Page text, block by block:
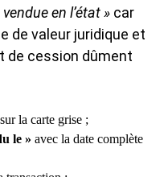
en l’état » car
de valeur juridique et
de cession dûment
la carte grise ;
le » avec la date complète